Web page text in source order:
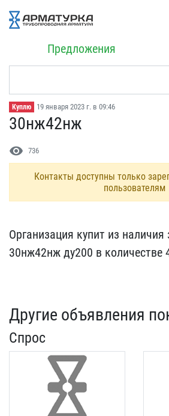
Предложения
Куплю 19 января 2023 г. в 09:46
30нж42нж
visibility 736
Контакты доступны только
пользователям
Организация купит из
30нж42нж д​у200 в количестве
Другие объявления
Спрос